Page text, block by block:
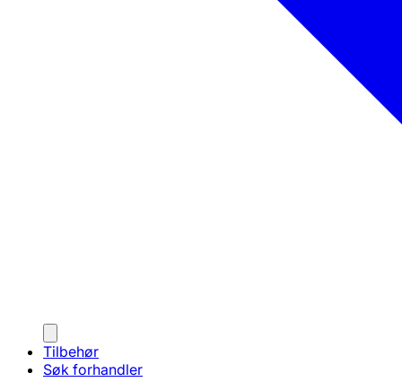
Tilbehør
Søk forhandler